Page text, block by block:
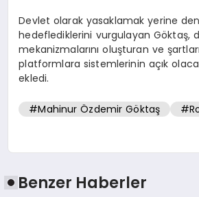
Devlet olarak yasaklamak yerine
hedeflediklerini vurgulayan Göktaş,
mekanizmalarını oluşturan ve
platformlara sistemlerinin açık
ekledi.
#Mahinur Özdemir Göktaş
Benzer Haberler